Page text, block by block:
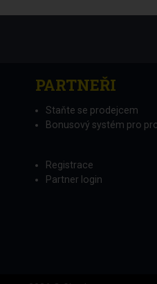
PARTNEŘI
Staňte se prodejcem
Bonusový systém pro
Registrace
Partner login